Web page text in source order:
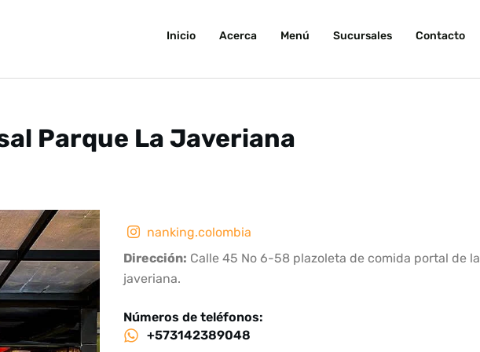
Inicio Acerca Menú Sucursales Contacto
Parque La Javeriana
nanking.colombia
Dirección: Calle 45 No 6-58 plazoleta de comida portal de la
javeriana.
Números de teléfonos:
+573142389048